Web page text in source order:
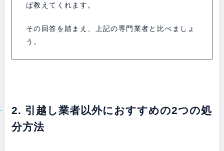
ば教えてくれます。
その回答を踏まえ、上記の専門業者と比べましょ
う。
2. 引越し業者以外におすすめの2つの処
分方法